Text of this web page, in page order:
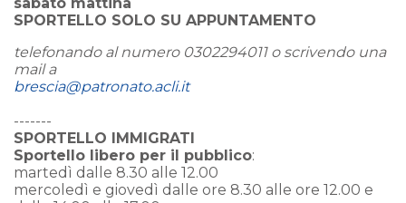
SPORTELLO SOLO SU APPUNTAMENTO
telefonando al numero 0302294011 o scrivendo una
mail a
brescia@patronato.acli.it
-------
SPORTELLO IMMIGRATI
Sportello libero per il pubblico:
martedì dalle 8.30 alle 12.00
mercoledì e giovedì dalle ore 8.30 alle ore 12.00 e